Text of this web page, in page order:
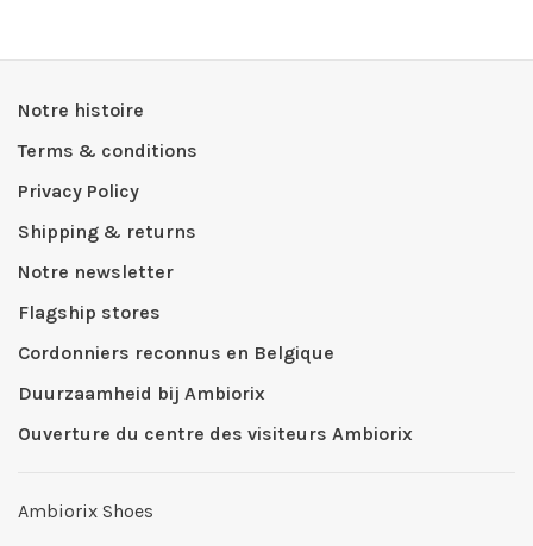
Notre histoire
Terms & conditions
Privacy Policy
Shipping & returns
Notre newsletter
Flagship stores
Cordonniers reconnus en Belgique
Duurzaamheid bij Ambiorix
Ouverture du centre des visiteurs Ambiorix
Ambiorix Shoes